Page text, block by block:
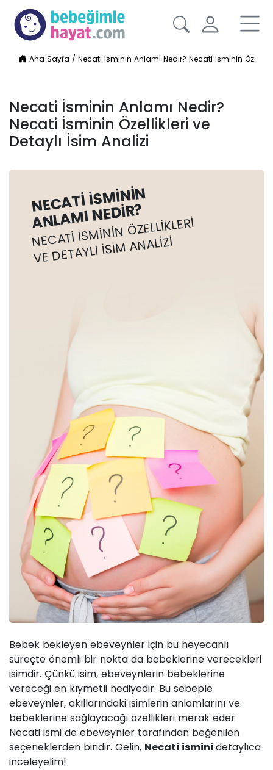
Ana Sayfa /Necati İsminin Anlamı Nedir? Necati İsminin
Necati İsminin Anlamı Nedir?
Necati İsminin Özellikleri ve
Detaylı İsim Analizi
NECATI İSMININ
ANLAMI NEDIR?
NECATI İSMININ ÖZELLIKLERI
VE DETAYLI İSIM ANALIZI
Bebek bekleyen ebeveynler için bu heyecanlı
süreçte önemli bir nokta da bebeklerine verecekleri
isimdir. Çünkü isim, ebeveynlerin bebeklerine
vereceği en kıymetli hediyedir. Bu sebeple
ebeveynler, akıllarındaki isimlerin anlamlarını ve
bebeklerine sağlayacağı özellikleri merak eder.
Necati ismi de ebeveynler tarafından beğenilen
seçeneklerden biridir. Gelin, Necati ismini detaylıca
inceleyelim!